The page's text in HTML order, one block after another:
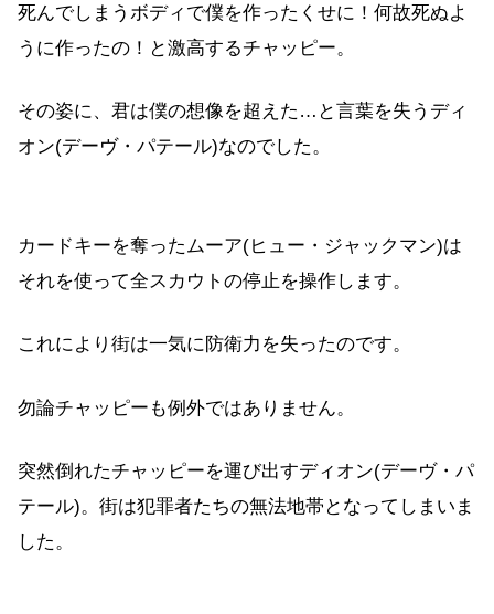
死んでしまうボディで僕を作ったくせに！何故死ぬよ
うに作ったの！と激高するチャッピー。
その姿に、君は僕の想像を超えた…と言葉を失うディ
オン(デーヴ・パテール)なのでした。
カードキーを奪ったムーア(ヒュー・ジャックマン)は
それを使って全スカウトの停止を操作します。
これにより街は一気に防衛力を失ったのです。
勿論チャッピーも例外ではありません。
突然倒れたチャッピーを運び出すディオン(デーヴ・パ
テール)。街は犯罪者たちの無法地帯となってしまいま
した。